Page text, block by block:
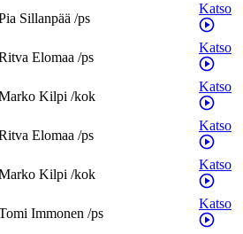
Sillanpää /ps
Katso
Elomaa /ps
Katso
Kilpi /kok
Katso
Elomaa /ps
Katso
Kilpi /kok
Katso
Immonen /ps
Katso